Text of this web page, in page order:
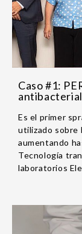
Caso #1:
antibacterial
Es el primer
utilizado sobre
aumentando
Tecnología
laboratorios